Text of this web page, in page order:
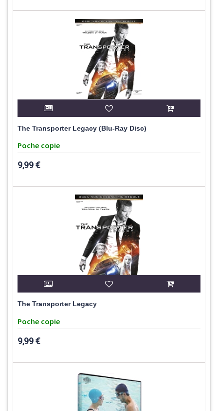
The Transporter Legacy (Blu-Ray Disc)
Poche copie
9,99 €
The Transporter Legacy
Poche copie
9,99 €